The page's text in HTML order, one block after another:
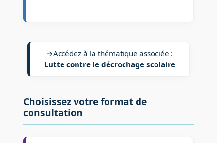
→Accédez à la thématique associée :
Lutte contre le décrochage scolaire
Choisissez votre format de
consultation